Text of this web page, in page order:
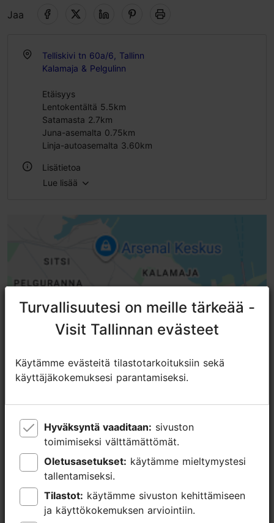
Jaa
Telliskivi tn 60a/6, Tallinn
Kalamaja & Pelgulinn
Etäisyys
Lentokentältä 5.5km
Satamasta 2.7km
Juna-asemalta 0.75km
Linja-autoasemalta 3.60km
Lisätietoa
Sisätiloissa
Lue lisää
Lähellä olevia paikkoja
Turvallisuutesi on meille tärkeää -
Visit Tallinnan evästeet
Käytämme evästeitä tilastotarkoituksiin sekä
käyttäjäkokemuksesi parantamiseksi.
Hyväksyntä vaaditaan:
toimimiseksi välttämättömät.
Oletusasetukset:
tallentamiseksi.
Tilastot:
ja käyttökokemuksen arviointiin.
Turvallisuutesi on meille tärkeää -
Visit Tallinnan evästeet
Käytämme evästeitä tilastotarkoituksiin sekä
käyttäjäkokemuksesi parantamiseksi.
Hyväksyntä vaaditaan:
toimimiseksi välttämättömät.
Oletusasetukset:
tallentamiseksi.
Tilastot:
ja käyttökokemuksen arviointiin.